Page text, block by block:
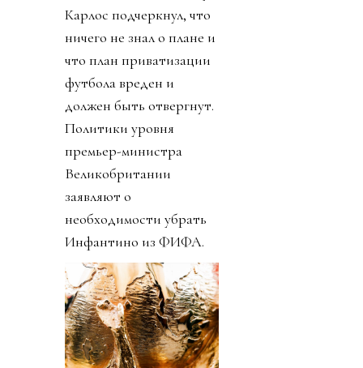
Карлос подчеркнул, что
ничего не знал о плане и
что план приватизации
футбола вреден и
должен быть отвергнут.
Политики уровня
премьер-министра
Великобритании
заявляют о
необходимости убрать
Инфантино из ФИФА.